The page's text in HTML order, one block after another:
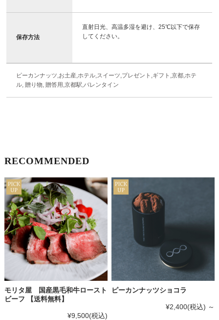
保存方法
直射日光、高温多湿を避け、25℃以下で保存
してください。
ピーカンナッツ,お土産,ホテル,スイーツ,プレゼント,ギフト,京都,ホテ
ル, 贈り物, 贈答用,京都駅,バレンタイン
RECOMMENDED
モリタ屋 国産黒毛和牛ロースト
ビーフ 【送料無料】
¥9,500(税込)
ピーカンナッツショコラ
¥2,400(税込) ～